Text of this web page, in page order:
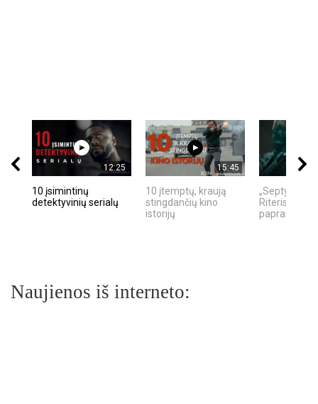
12:25
10 įsimintinų
detektyvinių serialų
15:45
10 įtemptų, kraują
stingdančių kino
istorijų
„Septynių
Riteris" – kai
Naujienos iš interneto: